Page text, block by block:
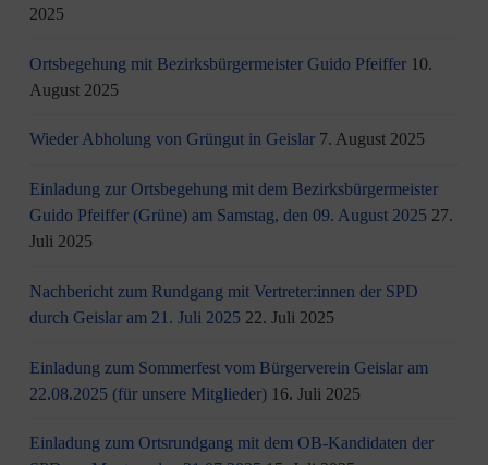
2025
Ortsbegehung mit Bezirksbürgermeister Guido Pfeiffer 10.
August 2025
Wieder Abholung von Grüngut in Geislar 7. August 2025
Einladung zur Ortsbegehung mit dem Bezirksbürgermeister
Guido Pfeiffer (Grüne) am Samstag, den 09. August 2025 27.
Juli 2025
Nachbericht zum Rundgang mit Vertreter:innen der SPD
durch Geislar am 21. Juli 2025 22. Juli 2025
Einladung zum Sommerfest vom Bürgerverein Geislar am
22.08.2025 (für unsere Mitglieder) 16. Juli 2025
Einladung zum Ortsrundgang mit dem OB-Kandidaten der